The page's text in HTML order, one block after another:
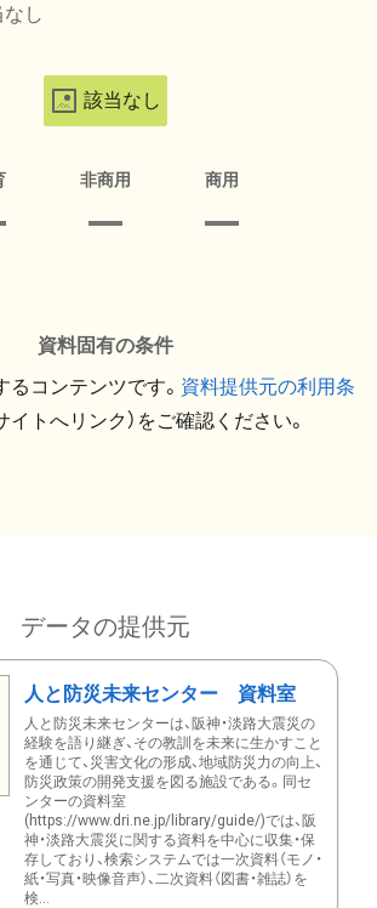
し
該当なし
非商用 商用
資料固有の条件
コンテンツです。 資料提供元の利用条
イトへリンク）をご確認ください。
データの提供元
人と防災未来センター 資料室
人と防災未来センターは、阪神・淡路大震災の
経験を語り継ぎ、その教訓を未来に生かすこと
を通じて、災害文化の形成、地域防災力の向上、
防災政策の開発支援を図る施設である。同セ
ンターの資料室
(https://www.dri.ne.jp/library/guide/)では、阪
神・淡路大震災に関する資料を中心に収集・保
存しており、検索システムでは一次資料（モノ・
紙・写真・映像音声）、二次資料（図書・雑誌）を
検...